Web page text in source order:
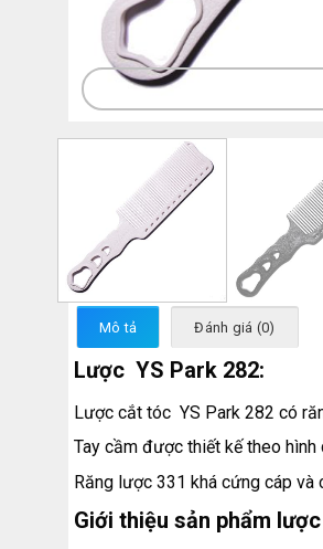
Mô tả Đánh giá (0)
Lược YS Park 282:
Lược cắt tóc YS Park 282 có
Tay cầm được thiết kế theo
Răng lược 331 khá cứng cáp
Giới thiệu sản phẩm